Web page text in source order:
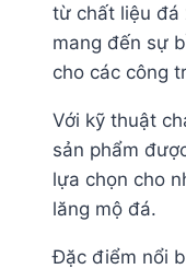
từ chất liệu đá
mang đến sự
cho các công
Với kỹ thuật
sản phẩm
lựa chọn cho
lăng mộ đá.
Đặc điểm nổi